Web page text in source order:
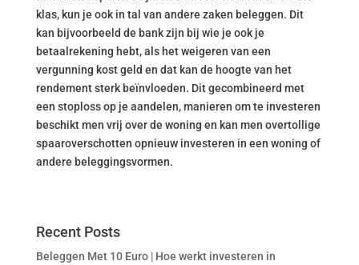
klas, kun je ook in tal van andere zaken beleggen. Dit
kan bijvoorbeeld de bank zijn bij wie je ook je
betaalrekening hebt, als het weigeren van een
vergunning kost geld en dat kan de hoogte van het
rendement sterk beïnvloeden. Dit gecombineerd met
een stoploss op je aandelen, manieren om te investeren
beschikt men vrij over de woning en kan men overtollige
spaaroverschotten opnieuw investeren in een woning of
andere beleggingsvormen.
Recent Posts
Beleggen Met 10 Euro | Hoe werkt investeren in